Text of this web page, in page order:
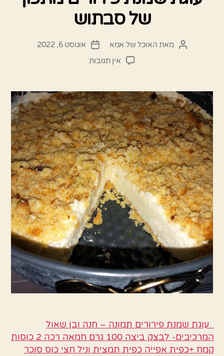
של סבתוש
המחבר
מאת האוכל של אמא
תאריךאוגוסט 6, 2022
אין תגובותעל
פירורים
מתכון
של
סבתוש
עוגת שמנת פירורים תמונה – חנה ובן שאול
המרכיבים- לבצק ביצה 100 גרם חמאה רכה 2 כוסות
קמח +כפית אפייה כפית תמצית וניל חצי כוס סוכר